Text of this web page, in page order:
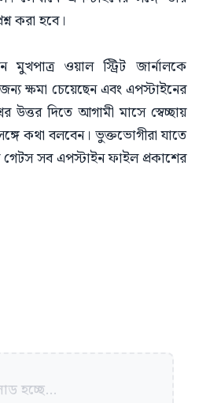
করা হবে।
ওয়াল স্ট্রিট জার্নালকে
ক্ষমা চেয়েছেন এবং এপস্টাইনের
উত্তর দিতে আগামী মাসে স্বেচ্ছায়
কথা বলবেন। ভুক্তভোগীরা যাতে
সব এপস্টাইন ফাইল প্রকাশের
হচ্ছে...